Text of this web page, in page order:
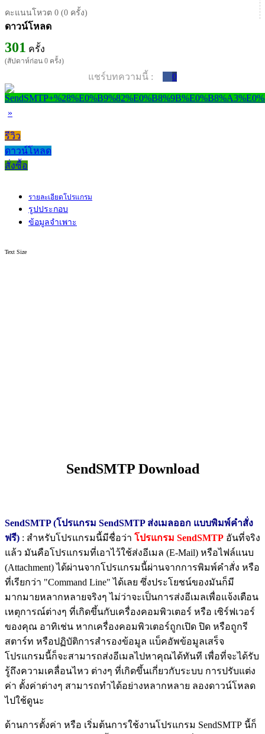
คะแนนโหวต 0 (0 ครั้ง)
ดาวน์โหลด
301 ครั้ง
(สัปดาห์ก่อน 0 ครั้ง)
แชร์บทความนี้ : 0
»
รีวิว
ดาวน์โหลด
สั่งซื้อ
รายละเอียดโปรแกรม
รูปประกอบ
ข้อมูลจำเพาะ
Text Size
SendSMTP Download
SendSMTP (โปรแกรม SendSMTP ส่งเมลออก แบบพิมพ์คำสั่ง
ฟรี) : สำหรับโปรแกรมนี้มีชื่อว่า โปรแกรม SendSMTP อันที่จริง
แล้ว มันคือโปรแกรมที่เอาไว้ใช้ส่งอีเมล (E-Mail) หรือไฟล์แนบ
(Attachment) ได้ผ่านจากโปรแกรมนี้ผ่านจากการพิมพ์คำสั่ง หรือ
ที่เรียกว่า "Command Line" ได้เลย ซึ่งประโยชน์ของมันก็มี
มากมายหลากหลายจริงๆ ไม่ว่าจะเป็นการส่งอีเมลเพื่อแจ้งเตือน
เหตุการณ์ต่างๆ ที่เกิดขึ้นกับเครื่องคอมพิวเตอร์ หรือ เซิร์ฟเวอร์
ของคุณ อาทิเช่น หากเครื่องคอมพิวเตอร์ถูกเปิด ปิด หรือถูกรี
สตาร์ท หรือปฏิบัติการสำรองข้อมูล แบ็คอัพข้อมูลเสร็จ
โปรแกรมนี้ก็จะสามารถส่งอีเมลไปหาคุณได้ทันที เพื่อที่จะได้รับ
รู้ถึงความเคลื่อนไหว ต่างๆ ที่เกิดขึ้นเกี่ยวกับระบบ การปรับแต่ง
ค่า ตั้งค่าต่างๆ สามารถทำได้อย่างหลากหลาย ลองดาวน์โหลด
ไปใช้ดูนะ
ด้านการตั้งค่า หรือ เริ่มต้นการใช้งานโปรแกรม SendSMTP นี้ก็